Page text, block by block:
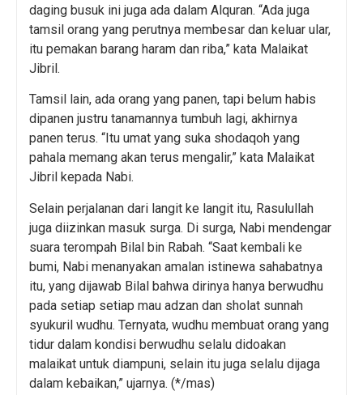
daging busuk ini juga ada dalam Alquran. “Ada juga
tamsil orang yang perutnya membesar dan keluar ular,
itu pemakan barang haram dan riba,” kata Malaikat
Jibril.
Tamsil lain, ada orang yang panen, tapi belum habis
dipanen justru tanamannya tumbuh lagi, akhirnya
panen terus. “Itu umat yang suka shodaqoh yang
pahala memang akan terus mengalir,” kata Malaikat
Jibril kepada Nabi.
Selain perjalanan dari langit ke langit itu, Rasulullah
juga diizinkan masuk surga. Di surga, Nabi mendengar
suara terompah Bilal bin Rabah. “Saat kembali ke
bumi, Nabi menanyakan amalan istinewa sahabatnya
itu, yang dijawab Bilal bahwa dirinya hanya berwudhu
pada setiap setiap mau adzan dan sholat sunnah
syukuril wudhu. Ternyata, wudhu membuat orang yang
tidur dalam kondisi berwudhu selalu didoakan
malaikat untuk diampuni, selain itu juga selalu dijaga
dalam kebaikan,” ujarnya. (*/mas)